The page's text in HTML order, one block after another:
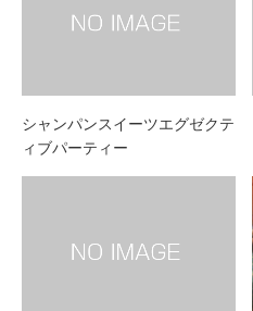
シャンパンスイーツエグゼクテ
ィブパーティー